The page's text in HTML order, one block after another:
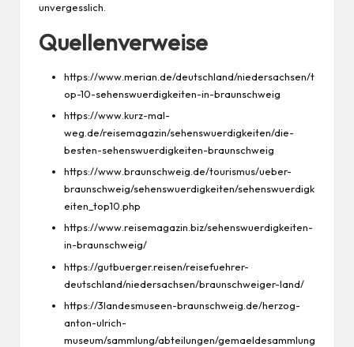
unvergesslich.
Quellenverweise
https://www.merian.de/deutschland/niedersachsen/t
op-10-sehenswuerdigkeiten-in-braunschweig
https://www.kurz-mal-
weg.de/reisemagazin/sehenswuerdigkeiten/die-
besten-sehenswuerdigkeiten-braunschweig
https://www.braunschweig.de/tourismus/ueber-
braunschweig/sehenswuerdigkeiten/sehenswuerdigk
eiten_top10.php
https://www.reisemagazin.biz/sehenswuerdigkeiten-
in-braunschweig/
https://gutbuerger.reisen/reisefuehrer-
deutschland/niedersachsen/braunschweiger-land/
https://3landesmuseen-braunschweig.de/herzog-
anton-ulrich-
museum/sammlung/abteilungen/gemaeldesammlung